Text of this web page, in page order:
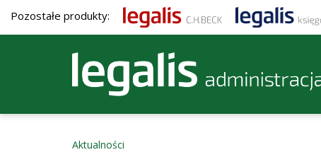
Pozostałe produkty:
Aktualności